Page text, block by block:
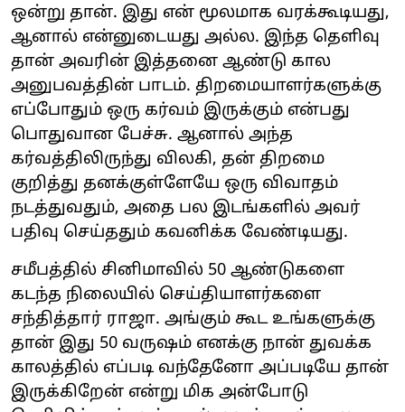
ஒன்று தான். இது என் மூலமாக வரக்கூடியது,
ஆனால் என்னுடையது அல்ல. இந்த தெளிவு
தான் அவரின் இத்தனை ஆண்டு கால
அனுபவத்தின் பாடம். திறமையாளர்களுக்கு
எப்போதும் ஒரு கர்வம் இருக்கும் என்பது
பொதுவான பேச்சு. ஆனால் அந்த
கர்வத்திலிருந்து விலகி, தன் திறமை
குறித்து தனக்குள்ளேயே ஒரு விவாதம்
நடத்துவதும், அதை பல இடங்களில் அவர்
பதிவு செய்ததும் கவனிக்க வேண்டியது.
சமீபத்தில் சினிமாவில் 50 ஆண்டுகளை
கடந்த நிலையில் செய்தியாளர்களை
சந்தித்தார் ராஜா. அங்கும் கூட உங்களுக்கு
தான் இது 50 வருஷம் எனக்கு நான் துவக்க
காலத்தில் எப்படி வந்தேனோ அப்படியே தான்
இருக்கிறேன் என்று மிக அன்போடு